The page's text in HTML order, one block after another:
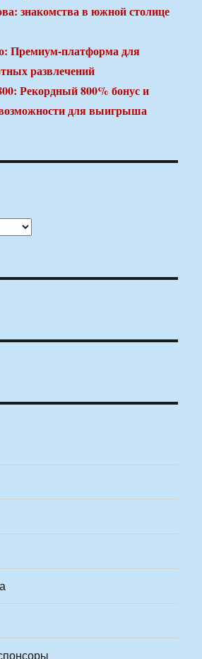
знакомства в южной столице
Премиум-платформа для
развлечений
Рекордный 800% бонус и
для выигрыша